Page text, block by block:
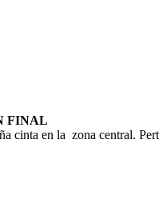
FINAL
en la zona central.